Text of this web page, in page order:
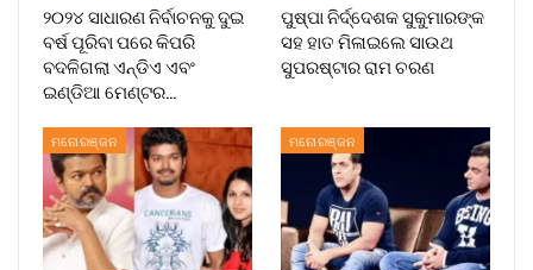
୨୦୨୪ ସାଧାରଣ ନିର୍ବାଚନକୁ ଦୁଇ
ବର୍ଷ ପୂରିବା ପରେ କିପରି
ବଦଳିଗଲା ଏନ୍‌ଡିଏ ଏବଂ
ଇଣ୍ଡିଆ ମେଣ୍ଟର…
ପୁଷ୍ପା ନିର୍ଦ୍ଦେଶକ ସୁକୁମାରଙ୍କ
ସହ ହାତ ମିଳାଇଲେ ସାଉଥ
ସୁପରଷ୍ଟାର ରାମ ଚରଣ
ମନୋରଞ୍ଜନ ମନୋରଞ୍ଜନ